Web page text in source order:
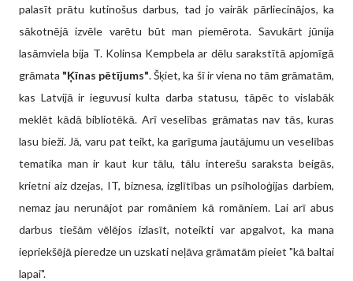
palasīt prātu kutinošus darbus, tad jo vairāk pārliecinājos, ka
sākotnējā izvēle varētu būt man piemērota. Savukārt jūnija
lasāmviela bija T. Kolinsa Kempbela ar dēlu sarakstītā apjomīgā
grāmata "Ķīnas pētījums". Šķiet, ka šī ir viena no tām grāmatām,
kas Latvijā ir ieguvusi kulta darba statusu, tāpēc to vislabāk
meklēt kādā bibliotēkā. Arī veselības grāmatas nav tās, kuras
lasu bieži. Jā, varu pat teikt, ka garīguma jautājumu un veselības
tematika man ir kaut kur tālu, tālu interešu saraksta beigās,
krietni aiz dzejas, IT, biznesa, izglītības un psiholoģijas darbiem,
nemaz jau nerunājot par romāniem kā romāniem. Lai arī abus
darbus tiešām vēlējos izlasīt, noteikti var apgalvot, ka mana
iepriekšējā pieredze un uzskati neļāva grāmatām pieiet "kā baltai
lapai".